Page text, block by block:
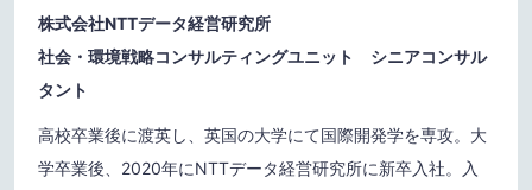
株式会社NTTデータ経営研究所
社会・環境戦略コンサルティングユニット シニアコンサル
タント
高校卒業後に渡英し、英国の大学にて国際開発学を専攻。大
学卒業後、2020年にNTTデータ経営研究所に新卒入社。入